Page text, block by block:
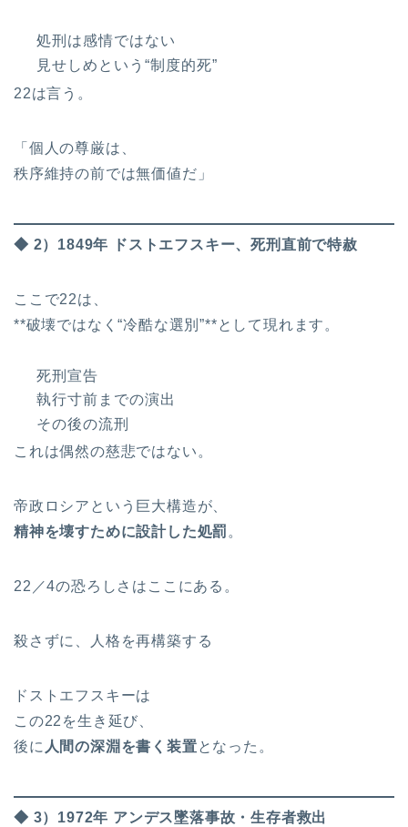
処刑は感情ではない
見せしめという“制度的死”
22は言う。
「個人の尊厳は、
秩序維持の前では無価値だ」
◆ 2）1849年 ドストエフスキー、死刑直前で特赦
ここで22は、
**破壊ではなく“冷酷な選別”**として現れます。
死刑宣告
執行寸前までの演出
その後の流刑
これは偶然の慈悲ではない。
帝政ロシアという巨大構造が、
精神を壊すために設計した処罰 。
22／4の恐ろしさはここにある。
殺さずに、人格を再構築する
ドストエフスキーは
この22を生き延び、
後に 人間の深淵を書く装置となった。
◆ 3）1972年 アンデス墜落事故・生存者救出